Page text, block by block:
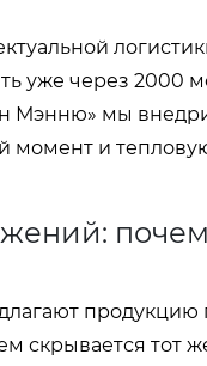
уже через 2000
мы
и
скрывается тот